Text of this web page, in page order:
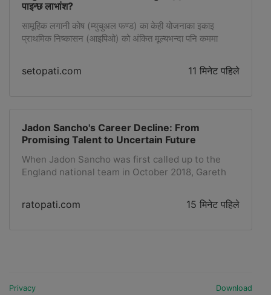
पाइन्छ लाभांश?
सामूहिक लगानी कोष (म्युचुअल फण्ड) का केही योजनाका इकाइ
प्राथमिक निष्कासन (आइपिओ) को अंकित मूल्यभन्दा पनि कममा
setopati.com 11 मिनेट पहिले
Jadon Sancho's Career Decline: From
Promising Talent to Uncertain Future
When Jadon Sancho was first called up to the
England national team in October 2018, Gareth
young English player. He was brave enough to go
abroad and play every week in front of big crowds
left Manchester City for Borussia Dortmund just
ratopati.com 15 मिनेट पहिले
Privacy Download